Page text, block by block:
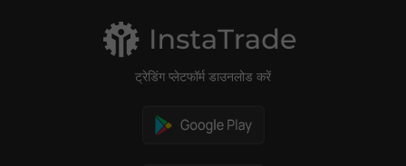
ट्रेडिंग प्लेटफॉर्म डाउनलोड करें